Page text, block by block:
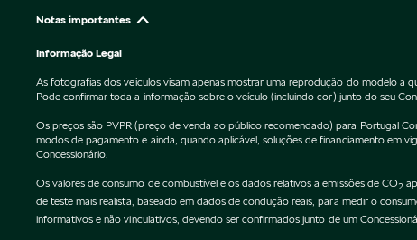
Notas importantes
Informação Legal
As fotografias dos veículos visam apenas mostrar uma reprodução do modelo a
Pode confirmar toda a informação sobre o veículo (incluindo cor) junto do seu
Os preços são PVPR (preço de venda ao público recomendado) para Portugal
modos de pagamento e ainda, quando aplicável, soluções de financiamento em
Concessionário.
Os valores de consumo de combustível e os dados relativos a emissões de CO2
de teste mais realista, baseado em dados de condução reais, para medir o
informativos e não vinculativos, devendo ser confirmados junto de um